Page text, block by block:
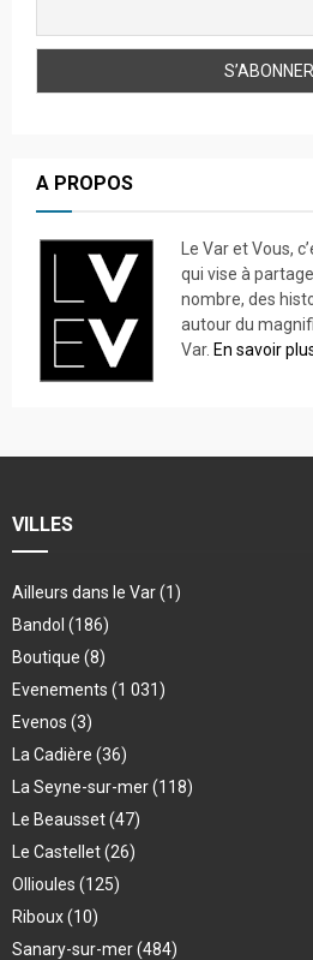
A PROPOS
Le Var et Vous,
qui vise à
nombre, des
autour du
Var. En savoir
VILLES
Ailleurs dans le Var(1)
Bandol (186)
Boutique (8)
Evenements (1 031)
Evenos (3)
La Cadière (36)
La Seyne-sur-mer(118)
Le Beausset(47)
Le Castellet(26)
Ollioules (125)
Riboux(10)
Sanary-sur-mer(484)